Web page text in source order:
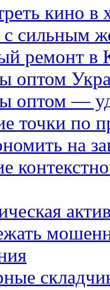
кино в
сильным
ремонт в
оптом
оптом —
точки по
на